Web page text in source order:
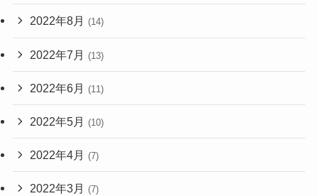
2022年8月 (14)
2022年7月 (13)
2022年6月 (11)
2022年5月 (10)
2022年4月 (7)
2022年3月 (7)